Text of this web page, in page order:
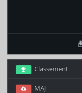
Classement
MAJ